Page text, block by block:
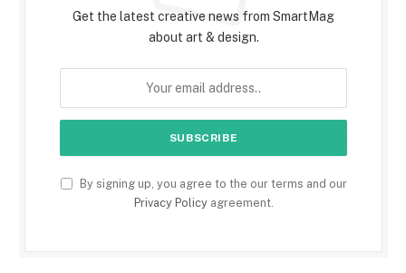
Get the latest creative news from SmartMag
about art & design.
By signing up, you agree to the our terms and our
Privacy Policyagreement.